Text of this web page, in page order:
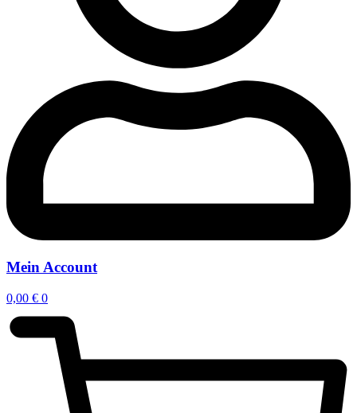
Mein Account
0,00 € 0